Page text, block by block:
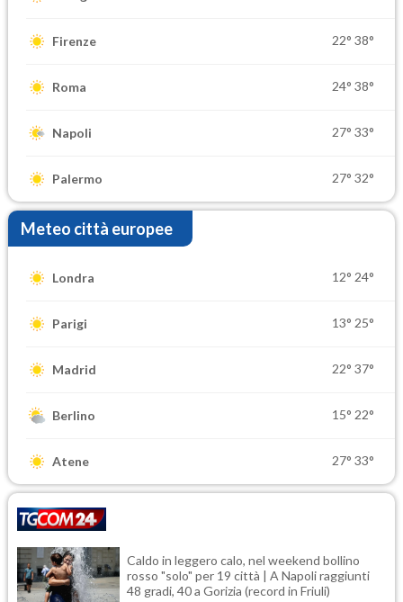
Firenze 22° 38°
Roma 24° 38°
Napoli 27° 33°
Palermo 27° 32°
Meteo città europee
Londra 12° 24°
Parigi 13° 25°
Madrid 22° 37°
Berlino 15° 22°
Atene 27° 33°
Caldo in leggero calo, nel weekend bollino
rosso "solo" per 19 città | A Napoli raggiunti
48 gradi, 40 a Gorizia (record in Friuli)